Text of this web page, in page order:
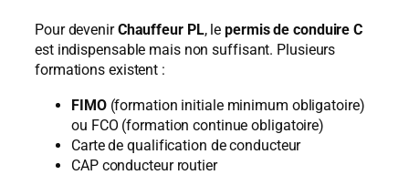
Pour devenirChauffeur PL, lepermis de conduire C
est indispensable mais non suffisant. Plusieurs
formations existent :
FIMO(formation initiale minimum obligatoire)
ou FCO (formation continue obligatoire)
Carte de qualification de conducteur
CAP conducteur routier